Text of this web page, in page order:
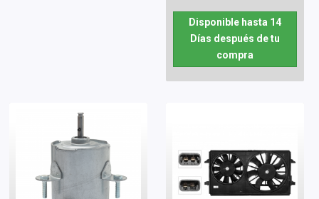
Disponible hasta 14
Días después de tu
compra